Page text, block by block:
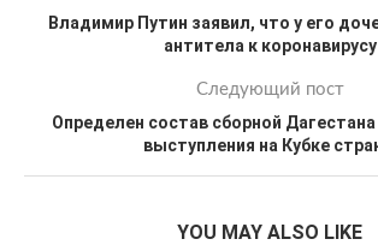
Владимир Путин заявил, что у его
антитела к коронавирусу
Следующий пост
Определен состав сборной
выступления на Кубке
YOU MAY ALSO LIKE